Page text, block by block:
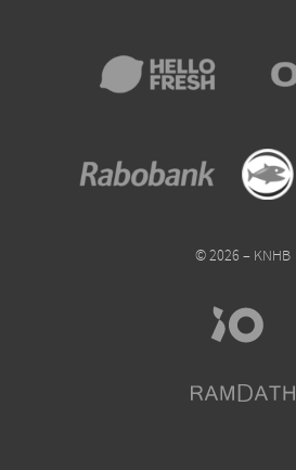
© 2026 – KNHB